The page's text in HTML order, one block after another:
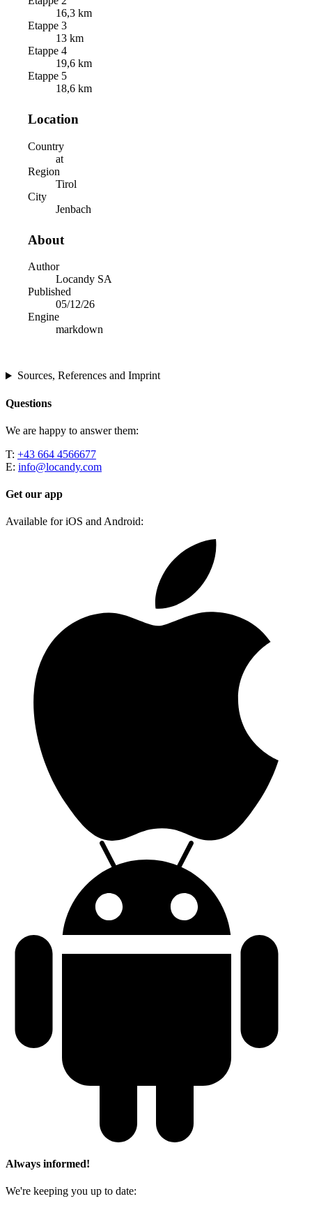
16,3 km
Etappe 3
13 km
Etappe 4
19,6 km
Etappe 5
18,6 km
Location
Country
at
Region
Tirol
City
Jenbach
About
Author
Locandy SA
Published
05/12/26
Engine
markdown
Sources, References and Imprint
Questions
We are happy to answer them:
T: +43 664 4566677
E: info@locandy.com
Get our app
Available for iOS and Android:
Always informed!
We're keeping you up to date: